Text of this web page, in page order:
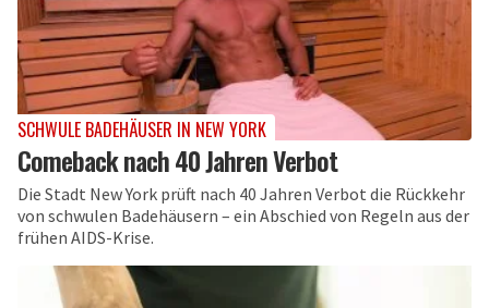
SCHWULE BADEHÄUSER IN NEW YORK
Comeback nach 40 Jahren Verbot
Die Stadt New York prüft nach 40 Jahren Verbot die Rückkehr
von schwulen Badehäusern – ein Abschied von Regeln aus der
frühen AIDS-Krise.